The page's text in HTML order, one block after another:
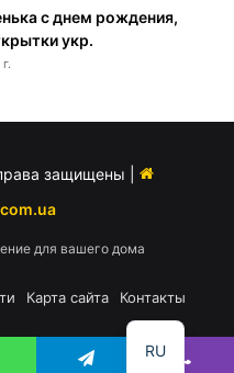
с днем рождения,
укр.
защищены |
для вашего дома
Карта сайта Контакты
RU